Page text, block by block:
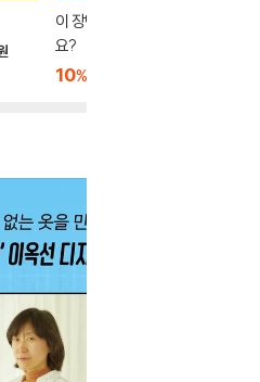
이 장면, 나만 불편한가
요?
10%